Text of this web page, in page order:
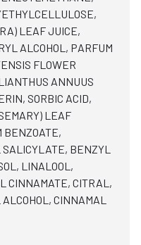
LEAF JUICE,
ALCOHOL, PARFUM
FLOWER
ANNUUS
SORBIC ACID,
LEAF
BENZOATE,
BENZYL
LINALOOL,
CINNAMATE, CITRAL,
CINNAMAL